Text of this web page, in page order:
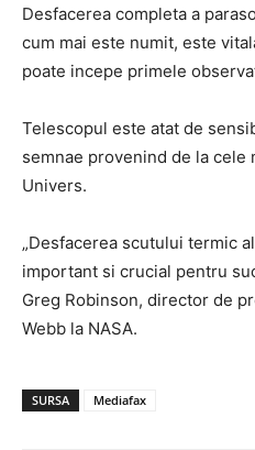
Desfacerea completa a
cum mai este numit, este
poate incepe primele
Telescopul este atat de
semnae provenind de la
Univers.
„Desfacerea scutului termic
important si crucial pentru
Greg Robinson, director de
Webb la NASA.
SURSA Mediafax